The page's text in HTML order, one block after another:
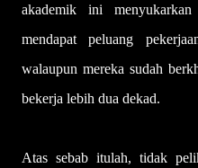
akademik ini
mendapat peluang
walaupun mereka sudah
bekerja lebih dua dekad.
Atas sebab itulah, tidak